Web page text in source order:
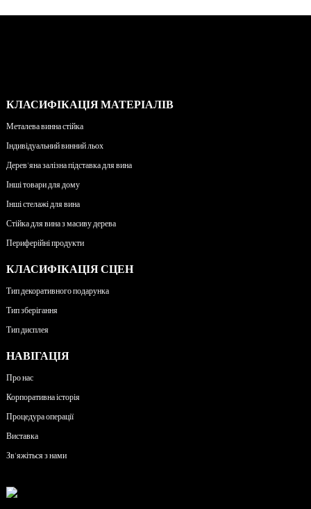
КЛАСИФІКАЦІЯ МАТЕРІАЛІВ
Металева винна стійка
Індивідуальний винний льох
Дерев'яна залізна підставка для вина
Інші товари для дому
Інші стелажі для вина
Стійка для вина з масиву дерева
Периферійні продукти
КЛАСИФІКАЦІЯ СЦЕН
Тип декоративного подарунка
Тип зберігання
Тип дисплея
НАВІГАЦІЯ
Про нас
Корпоративна історія
Процедура операції
Виставка
Зв'яжіться з нами